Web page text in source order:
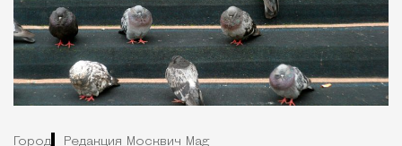
Город Редакция Москвич Mag